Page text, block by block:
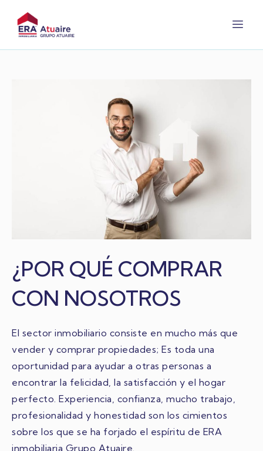
¿POR QUÉ COMPRAR
CON NOSOTROS
El sector inmobiliario consiste en mucho más que
vender y comprar propiedades; Es toda una
oportunidad para ayudar a otras personas a
encontrar la felicidad, la satisfacción y el hogar
perfecto. Experiencia, confianza, mucho trabajo,
profesionalidad y honestidad son los cimientos
sobre los que se ha forjado el espíritu de ERA
inmobiliaria Grupo Atuaire.